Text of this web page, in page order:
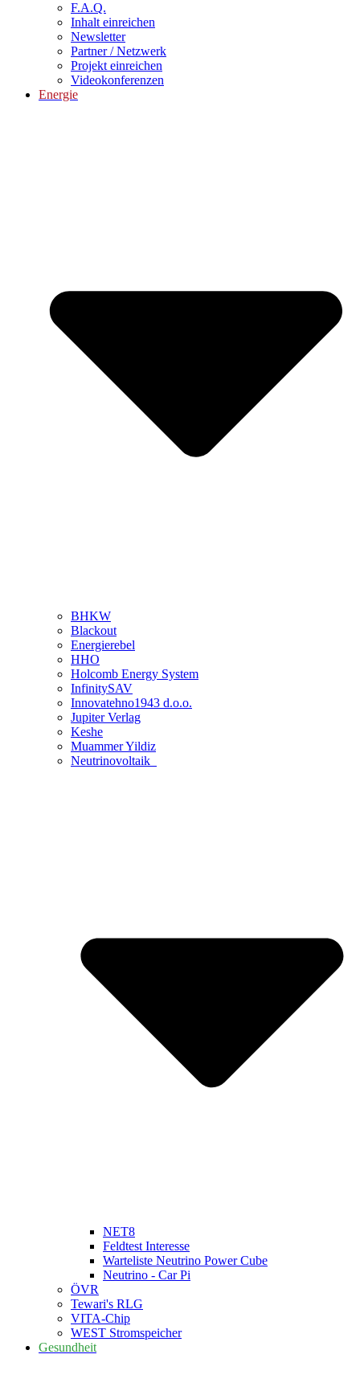
F.A.Q.
Inhalt einreichen
Newsletter
Partner / Netzwerk
Projekt einreichen
Videokonferenzen
Energie
BHKW
Blackout
Energierebel
HHO
Holcomb Energy System
InfinitySAV
Innovatehno1943 d.o.o.
Jupiter Verlag
Keshe
Muammer Yildiz
Neutrinovoltaik
NET8
Feldtest Interesse
Warteliste Neutrino Power Cube
Neutrino - Car Pi
ÖVR
Tewari's RLG
VITA-Chip
WEST Stromspeicher
Gesundheit